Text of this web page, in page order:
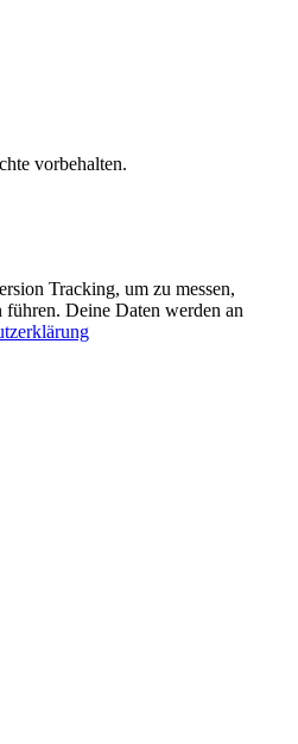
vorbehalten.
Tracking, um zu messen,
Deine Daten werden an